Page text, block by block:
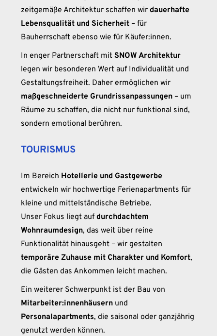
zeitgemäße Architektur schaffen wir dauerhafte
Lebensqualität und Sicherheit– für
Bauherrschaft ebenso wie für Käufer:innen.
In enger Partnerschaft mit SNOW Architektur
legen wir besonderen Wert auf Individualität und
Gestaltungsfreiheit. Daher ermöglichen wir
maßgeschneiderte Grundrissanpassungen– um
Räume zu schaffen, die nicht nur funktional sind,
sondern emotional berühren.
TOURISMUS
Im Bereich Hotellerie und Gastgewerbe
entwickeln wir hochwertige Ferienapartments für
kleine und mittelständische Betriebe.
Unser Fokus liegt auf durchdachtem
Wohnraumdesign, das weit über reine
Funktionalität hinausgeht – wir gestalten
temporäre Zuhause mit Charakter und Komfort,
die Gästen das Ankommen leicht machen.
Ein weiterer Schwerpunkt ist der Bau von
Mitarbeiter:innenhäusernund
Personalapartments, die saisonal oder ganzjährig
genutzt werden können.